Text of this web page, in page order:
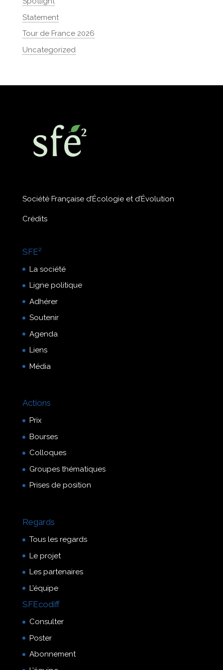
Statement
Tour de France 2026
Uncategorized
Société Française d’Écologie et d’Évolution
Crédits
SFE²
La société
Ligne politique
Adhérer
Soutenir
Agenda
Liens
Média
Actions
Prix
Bourses
Colloques
Groupes thématiques
Prises de position
Regards
Tous les regards
Le projet
Les partenaires
L’équipe
SFEcodiff
Consulter
Poster
Abonnement